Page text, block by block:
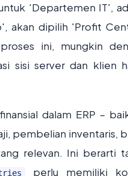
'Departemen IT',
akan dipilih 'Profit
ini, mungkin
sisi server dan klien
dalam ERP –
pembelian inventaris,
relevan. Ini berarti
perlu memiliki